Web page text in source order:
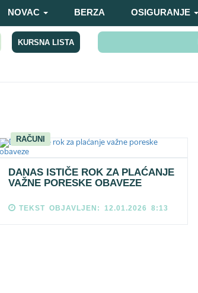
NOVAC BERZA OSIGURANJE
KURSNA LISTA
RAČUNI
DANAS ISTIČE ROK ZA PLAĆANJE
VAŽNE PORESKE OBAVEZE
TEKST OBJAVLJEN: 12.01.2026 8:13